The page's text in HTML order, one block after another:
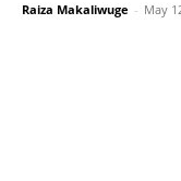
Raiza Makaliwuge - May